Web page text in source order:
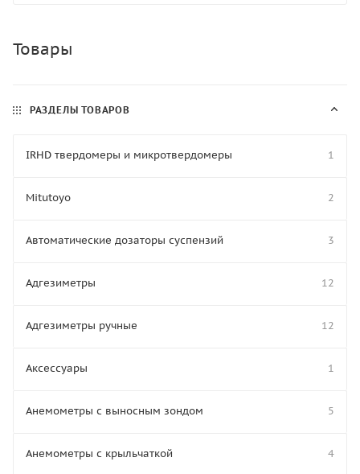
Товары
РАЗДЕЛЫ ТОВАРОВ
IRHD твердомеры и микротвердомеры 1
Mitutoyo 2
Автоматические дозаторы суспензий 3
Адгезиметры 12
Адгезиметры ручные 12
Аксессуары 1
Анемометры с выносным зондом 5
Анемометры с крыльчаткой 4